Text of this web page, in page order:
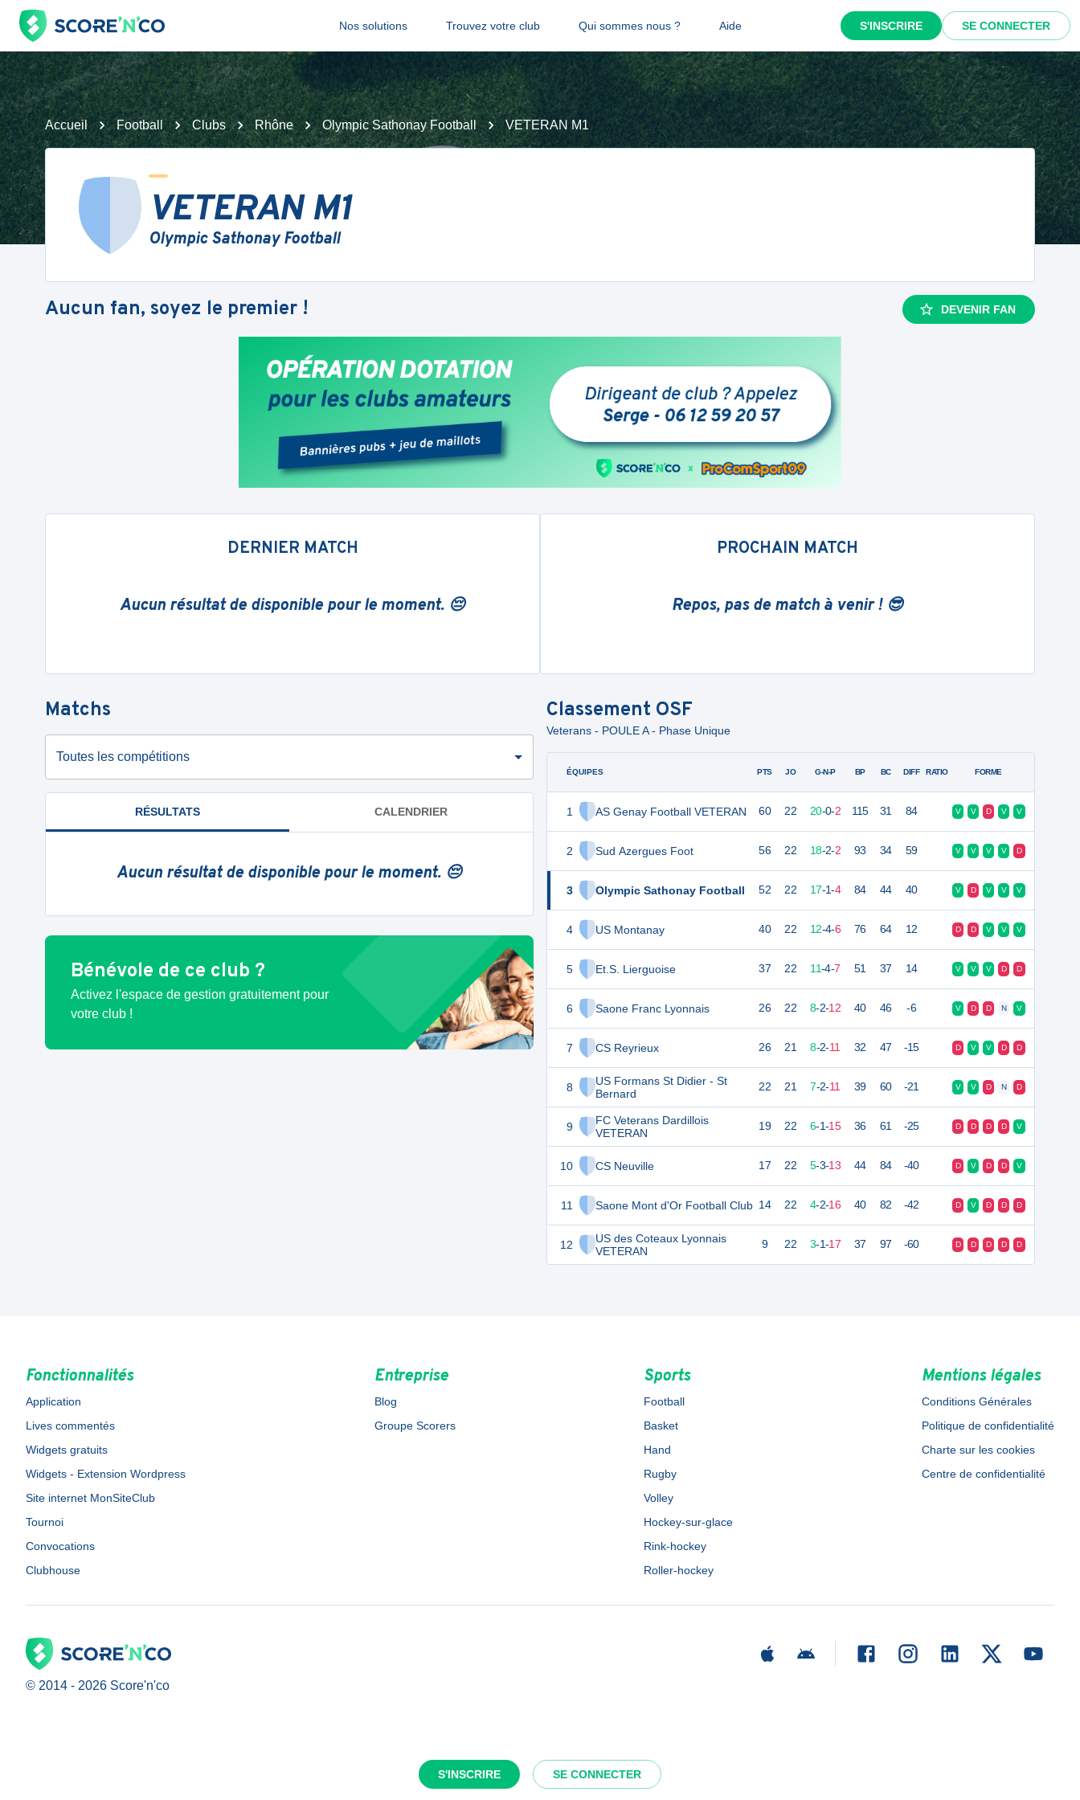
Nos solutions Trouvez votre club Qui sommes nous ? Aide S'INSCRIRE SE CONNECTER
S'INSCRIRE SE CONNECTER
Accueil Football Clubs Rhône Olympic Sathonay Football VETERAN M1
VETERAN M1
Olympic Sathonay Football
Aucun fan, soyez le premier ! DEVENIR FAN
DERNIER MATCH
Aucun résultat de disponible pour le moment. 😔
PROCHAIN MATCH
Repos, pas de match à venir ! 😎
Matchs
Toutes les compétitions
RÉSULTATS CALENDRIER
Aucun résultat de disponible pour le moment. 😔
Bénévole de ce club ?
Activez l'espace de gestion gratuitement pour
votre club !
Classement OSF
Veterans - POULE A - Phase Unique
ÉQUIPES
1 AS Genay Football VETERAN
2 Sud Azergues Foot
3 Olympic Sathonay Football
4 US Montanay
5 Et.S. Lierguoise
6 Saone Franc Lyonnais
7 CS Reyrieux
8
US Formans St Didier - St
Bernard
9
FC Veterans Dardillois
VETERAN
10 CS Neuville
11 Saone Mont d'Or Football Club
12
US des Coteaux Lyonnais
VETERAN
PTS JO G-N-P BP BC DIFF RATIO FORME
60 22 20-0-2 115 31 84 V V D V V
56 22 18-2-2 93 34 59 V V V V D
52 22 17-1-4 84 44 40 V D V V V
40 22 12-4-6 76 64 12 D D V V V
37 22 11-4-7 51 37 14 V V V D D
26 22 8-2-12 40 46 -6 V D D N V
26 21 8-2-11 32 47 -15 D V V D D
22 21 7-2-11 39 60 -21 V V D N D
19 22 6-1-15 36 61 -25 D D D D V
17 22 5-3-13 44 84 -40 D V D D V
14 22 4-2-16 40 82 -42 D V D D D
9 22 3-1-17 37 97 -60 D D D D D
Fonctionnalités
Application
Lives commentés
Widgets gratuits
Widgets - Extension Wordpress
Site internet MonSiteClub
Tournoi
Convocations
Clubhouse
Entreprise
Blog
Groupe Scorers
Sports
Football
Basket
Hand
Rugby
Volley
Hockey-sur-glace
Rink-hockey
Roller-hockey
Mentions légales
Conditions Générales
Politique de confidentialité
Charte sur les cookies
Centre de confidentialité
© 2014 - 2026 Score'n'co